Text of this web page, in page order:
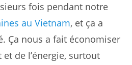
fois pendant notre
au Vietnam, et ça a
Ça nous a fait économiser
et de l’énergie, surtout